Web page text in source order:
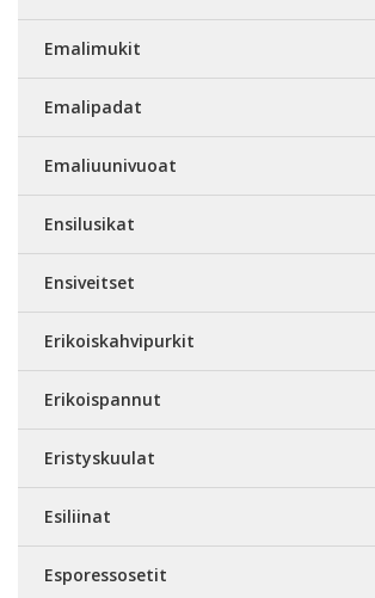
Emalimukit
Emalipadat
Emaliuunivuoat
Ensilusikat
Ensiveitset
Erikoiskahvipurkit
Erikoispannut
Eristyskuulat
Esiliinat
Esporessosetit